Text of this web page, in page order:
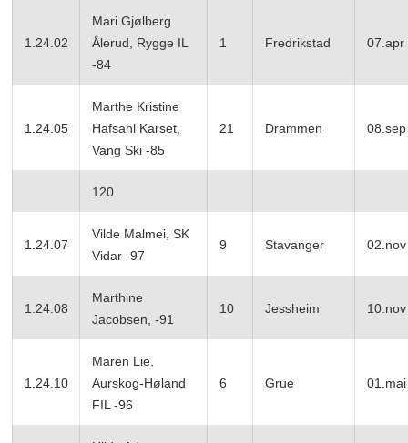
1.24.02
Mari Gjølberg
Ålerud, Rygge IL
-84
1 Fredrikstad 07.apr
1.24.05
Marthe Kristine
Hafsahl Karset,
Vang Ski -85
21 Drammen 08.sep
120
1.24.07
Vilde Malmei, SK
Vidar -97
9 Stavanger 02.nov
1.24.08
Marthine
Jacobsen, -91
10 Jessheim 10.nov
1.24.10
Maren Lie,
Aurskog-Høland
FIL -96
6 Grue 01.mai